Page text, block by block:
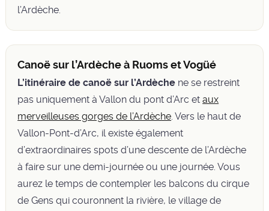
l’Ardèche.
Canoë sur l’Ardèche à Ruoms et Vogüé
L’itinéraire de canoë sur l’Ardèche ne se restreint
pas uniquement à Vallon du pont d’Arc etaux
merveilleuses gorges de l’Ardèche. Vers le haut de
Vallon-Pont-d’Arc, il existe également
d’extraordinaires spots d’une descente de l’Ardèche
à faire sur une demi-journée ou une journée. Vous
aurez le temps de contempler les balcons du cirque
de Gens qui couronnent la rivière, le village de